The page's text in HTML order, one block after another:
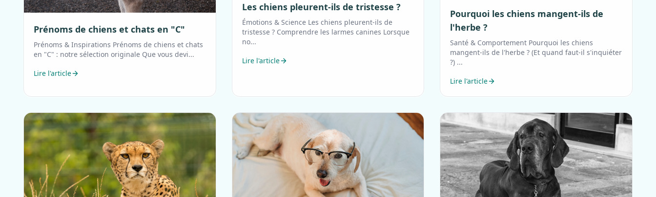
Prénoms de chiens et chats en "C"
Prénoms & Inspirations Prénoms de chiens et chats
en "C" : notre sélection originale Que vous devi...
Lire l'article
Les chiens pleurent-ils de tristesse ?
Émotions & Science Les chiens pleurent-ils de
tristesse ? Comprendre les larmes canines Lorsque
no...
Lire l'article
Pourquoi les chiens mangent-ils de
l'herbe ?
Santé & Comportement Pourquoi les chiens
mangent-ils de l'herbe ? (Et quand faut-il s'inquiéter
?) ...
Lire l'article